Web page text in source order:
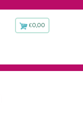
€0,00
€0,00